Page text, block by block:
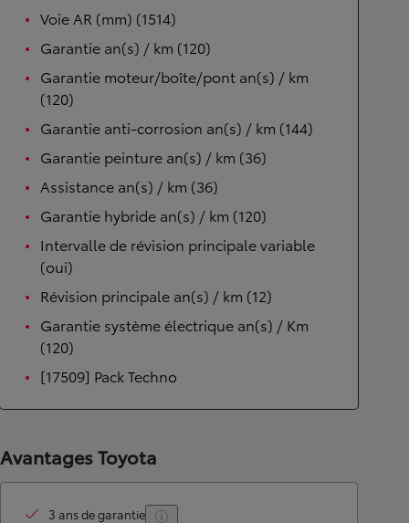
Voie AR (mm) (1514)
Garantie an(s) / km (120)
Garantie moteur/boîte/pont an(s) / km
(120)
Garantie anti-corrosion an(s) / km (144)
Garantie peinture an(s) / km (36)
Assistance an(s) / km (36)
Garantie hybride an(s) / km (120)
Intervalle de révision principale variable
(oui)
Révision principale an(s) / km (12)
Garantie système électrique an(s) / Km
(120)
[17509] Pack Techno
Avantages Toyota
3 ans de garantie